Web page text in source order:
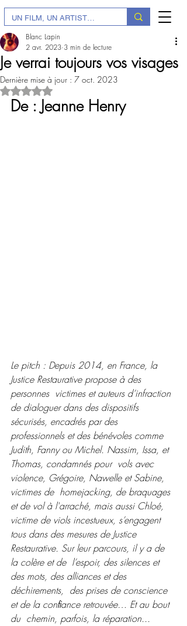
Je verrai toujours vos visages
Blanc Lapin
2 avr. 2023 3 min de lecture
Dernière mise à jour : 7 oct. 2023
Noté NaN étoiles sur 5.
De : Jeanne Henry
Le pitch : Depuis 2014, en France, la
Justice Restaurative propose à des
personnes  victimes et auteurs d’infraction
de dialoguer dans des dispositifs
sécurisés, encadrés par des
professionnels et des bénévoles comme
Judith, Fanny ou Michel. Nassim, Issa, et
Thomas, condamnés pour  vols avec
violence, Grégoire, Nawelle et Sabine,
victimes de  homejacking, de braquages
et de vol à l'arraché, mais aussi Chloé,
victime de viols incestueux, s’engagent
tous dans des mesures de Justice
Restaurative. Sur leur parcours, il y a de
la colère et de  l’espoir, des silences et
des mots, des alliances et des
déchirements,  des prises de conscience
et de la conﬁance retrouvée… Et au bout
du  chemin, parfois, la réparation...